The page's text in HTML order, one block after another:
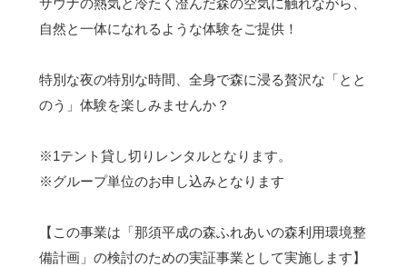
サウナの熱気と冷たく澄んだ森の空気に触れながら、
自然と一体になれるような体験をご提供！
特別な夜の特別な時間、全身で森に浸る贅沢な「とと
のう」体験を楽しみませんか？
※1テント貸し切りレンタルとなります。
※グループ単位のお申し込みとなります
【この事業は「那須平成の森ふれあいの森利用環境整
備計画」の検討のための実証事業として実施します】